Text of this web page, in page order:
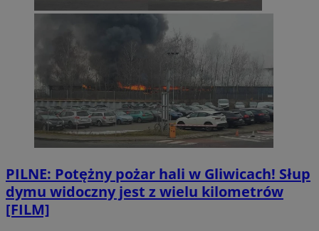
PILNE: Potężny pożar hali w Gliwicach! Słup
dymu widoczny jest z wielu kilometrów
[FILM]